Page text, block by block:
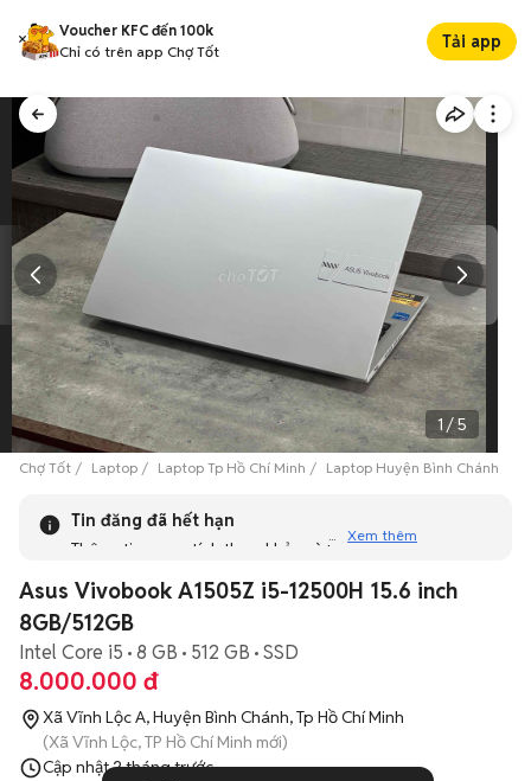
Voucher KFC đến 100k
Chỉ có trên app Chợ Tốt
Tải app
1 /5
Chợ Tốt Laptop Laptop Tp Hồ Chí Minh Laptop Huyện Bình Chánh
Tin đăng đã hết hạn
Thông tin mang tính tham khảo và bạn không thể liên hệ
tương tự khác dưới đây nhé!
Xem thêm
Asus Vivobook A1505Z i5-12500H 15.6 inch
8GB/512GB
Intel Core i5 8 GB 512 GB SSD
8.000.000 đ
Xã Vĩnh Lộc A, Huyện Bình Chánh, Tp Hồ Chí Minh
(Xã Vĩnh Lộc, TP Hồ Chí Minh mới)
Cập nhật2 tháng trước